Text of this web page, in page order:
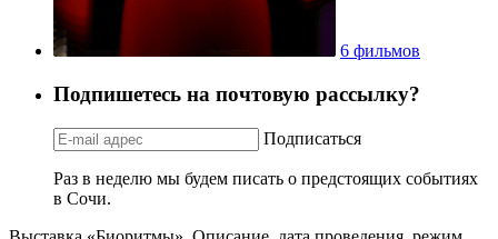
6 фильмов
Подпишетесь на почтовую рассылку?
Подписаться
Раз в неделю мы будем писать о предстоящих событиях
в Сочи.